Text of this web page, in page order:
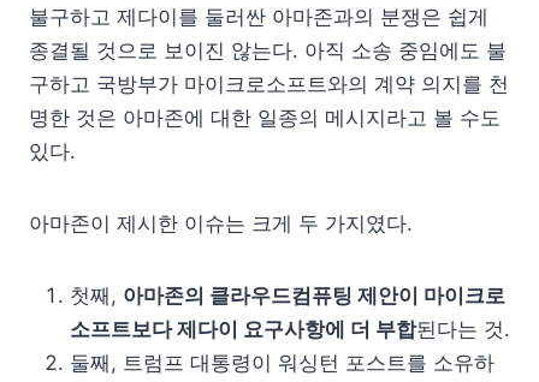
불구하고 제다이를 둘러싼 아마존과의 분쟁은 쉽게
종결될 것으로 보이진 않는다. 아직 소송 중임에도 불
구하고 국방부가 마이크로소프트와의 계약 의지를 천
명한 것은 아마존에 대한 일종의 메시지라고 볼 수도
있다.
아마존이 제시한 이슈는 크게 두 가지였다.
첫째, 아마존의 클라우드컴퓨팅 제안이 마이크로
소프트보다 제다이 요구사항에 더 부합된다는 것.
둘째, 트럼프 대통령이 워싱턴 포스트를 소유하